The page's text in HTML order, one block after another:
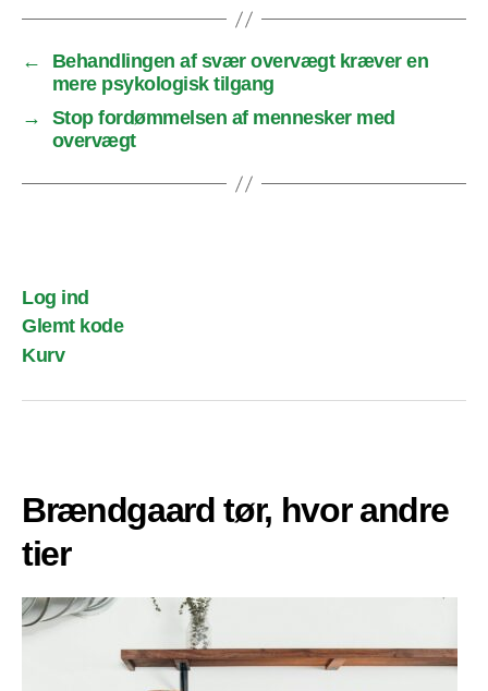
←
Behandlingen af svær overvægt kræver en
mere psykologisk tilgang
→
Stop fordømmelsen af mennesker med
overvægt
Log ind
Glemt kode
Kurv
Brændgaard tør, hvor andre
tier